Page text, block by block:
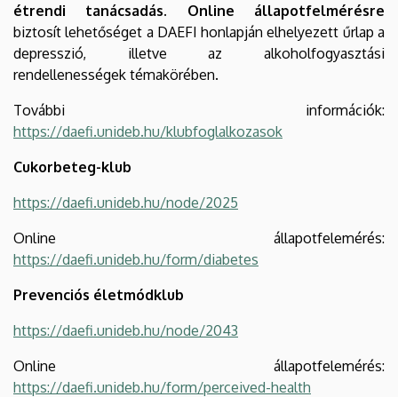
étrendi tanácsadás. Online állapotfelmérésre
biztosít lehetőséget a DAEFI honlapján elhelyezett űrlap a
depresszió, illetve az alkoholfogyasztási
rendellenességek témakörében.
További információk:
https://daefi.unideb.hu/klubfoglalkozasok
Cukorbeteg-klub
https://daefi.unideb.hu/node/2025
Online állapotfelemérés:
https://daefi.unideb.hu/form/diabetes
Prevenciós életmódklub
https://daefi.unideb.hu/node/2043
Online állapotfelemérés:
https://daefi.unideb.hu/form/perceived-health